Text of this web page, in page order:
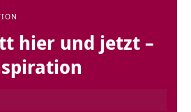
hier und jetzt –